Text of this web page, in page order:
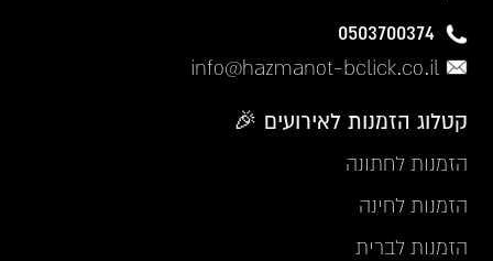
0503700374
info@hazmanot-bclick.co.il
קטלוג הזמנות לאירועים 🎉
הזמנות לחתונה
הזמנות לחינה
הזמנות לברית